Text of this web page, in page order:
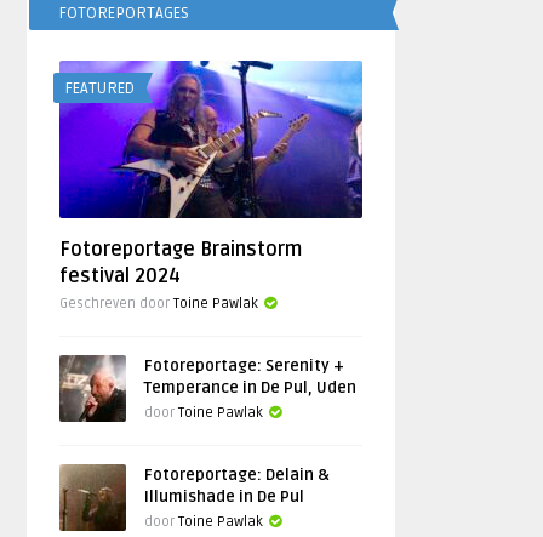
FOTOREPORTAGES
FEATURED
Fotoreportage Brainstorm
festival 2024
Geschreven doorToine Pawlak
Fotoreportage: Serenity +
Temperance in De Pul, Uden
doorToine Pawlak
Fotoreportage: Delain &
Illumishade in De Pul
doorToine Pawlak